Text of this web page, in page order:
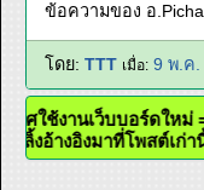
ข้อความของ อ
โดย: TTT เมื่อ: 9 พ.ค.
กาศใช้งานเว็บบอร์ดให
ใส่ลิ้งอ้างอิงมาที่โพสต์เ